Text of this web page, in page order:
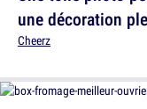
une décoration
Cheerz